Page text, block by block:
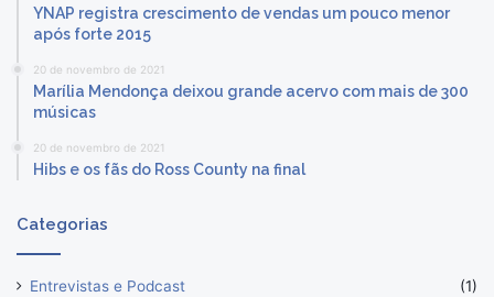
YNAP registra crescimento de vendas um pouco menor
após forte 2015
20 de novembro de 2021
Marília Mendonça deixou grande acervo com mais de 300
músicas
20 de novembro de 2021
Hibs e os fãs do Ross County na final
Categorias
Entrevistas e Podcast
(1)